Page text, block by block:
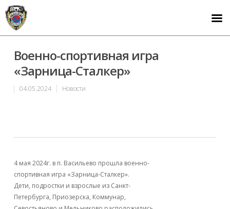
Военно-спортивная игра
«Зарница-Сталкер»
04.05.2024 Новости
4 мая 2024г. в п. Васильево прошла военно-
спортивная игра «Зарница-Сталкер».
Дети, подростки и взрослые из Санкт-
Петербурга, Приозерска, Коммунар,